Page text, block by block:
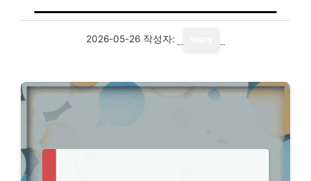
2026-05-26 작성자: